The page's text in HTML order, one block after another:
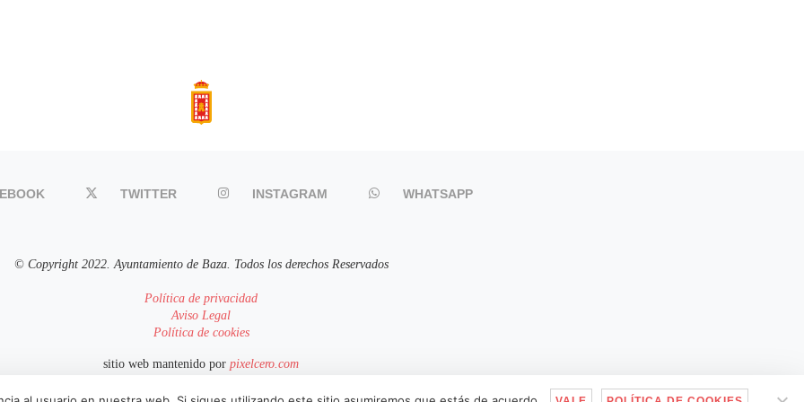
TWITTER INSTAGRAM WHATSAPP
© Copyright 2022. Ayuntamiento de Baza. Todos los derechos Reservados
Política de privacidad
Aviso Legal
Política de cookies
sitio web mantenido por pixelcero.com